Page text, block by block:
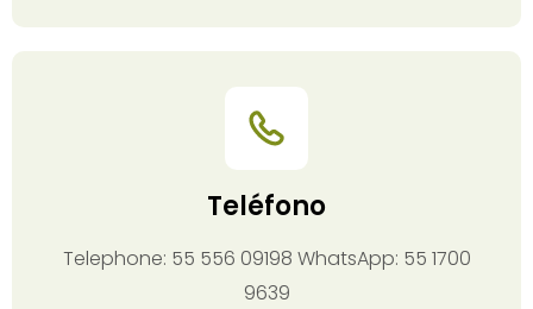
Teléfono
Telephone: 55 556 09198 WhatsApp: 55 1700
9639